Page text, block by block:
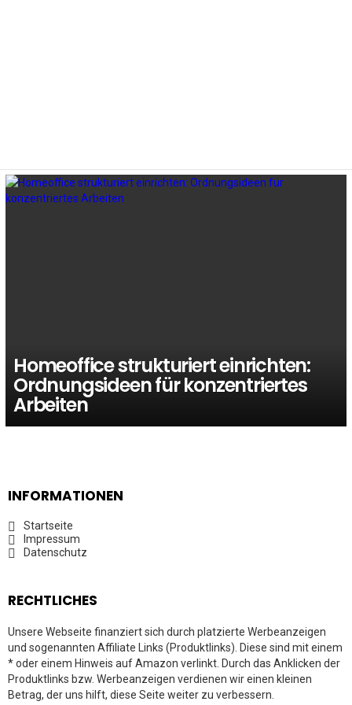
LATEST
Homeoffice strukturiert einrichten:
Ordnungsideen für konzentriertes
Arbeiten
INFORMATIONEN
Startseite
Impressum
Datenschutz
RECHTLICHES
Unsere Webseite finanziert sich durch platzierte Werbeanzeigen
und sogenannten Affiliate Links (Produktlinks). Diese sind mit einem
* oder einem Hinweis auf Amazon verlinkt. Durch das Anklicken der
Produktlinks bzw. Werbeanzeigen verdienen wir einen kleinen
Betrag, der uns hilft, diese Seite weiter zu verbessern.